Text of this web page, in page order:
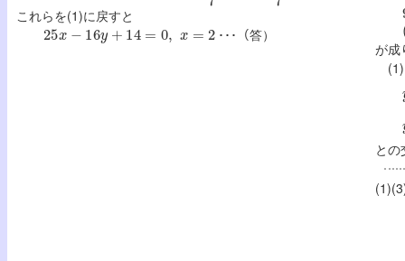
これらを(1)に戻すと
25x−16y+14= ･･･（答）
が成
(1)
と